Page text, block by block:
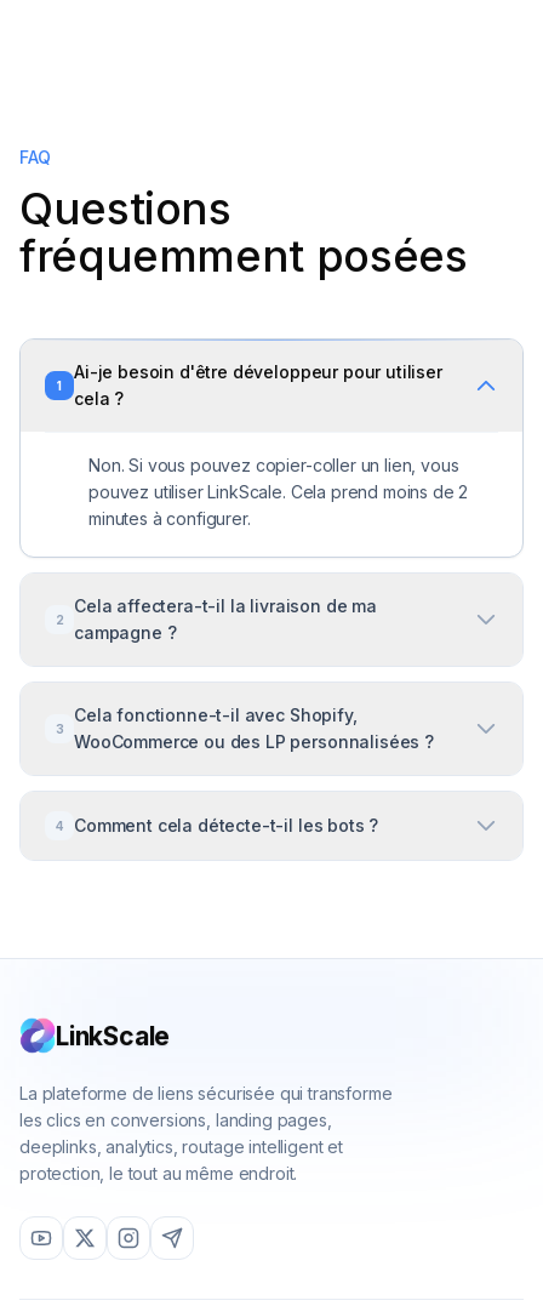
FAQ
Questions
fréquemment posées
1
Ai-je besoin d'être développeur pour utiliser
cela ?
Non. Si vous pouvez copier-coller un lien, vous
pouvez utiliser LinkScale. Cela prend moins de 2
minutes à configurer.
2
Cela affectera-t-il la livraison de ma
campagne ?
qualité, vous aidez l'algorithme de la plateforme
publicitaire à se concentrer sur les utilisateurs les
plus susceptibles de convertir.
3
Cela fonctionne-t-il avec Shopify,
WooCommerce ou des LP personnalisées ?
est compatible avec chaque site web, page de
destination ou plateforme de commerce
4 Comment cela détecte-t-il les bots ?
LinkScale
La plateforme de liens sécurisée qui transforme
les clics en conversions, landing pages,
deeplinks, analytics, routage intelligent et
protection, le tout au même endroit.